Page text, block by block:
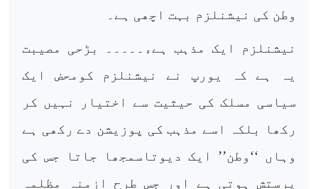
وطن کی نیشنلزم بہت اچھی ہے۔
نیشنلزم ایک مذہب ہےء۔۔۔۔۔ بڑحی مصیبت
یہ ہے کہ یورپ نے نیشنلزم کومحض ایک
سیاسی مسلک کی حیثیت سے اختیار نہیں کر
رکھا بلکہ اسے مذہب کی پوزیشن دے رکھی ہے
وہاں ‘‘وطن’’ ایک دیوتاسمجھا جاتا جس کی
پرستش ہوتی ہے اور جس طرح ازمنہ مظلمہ